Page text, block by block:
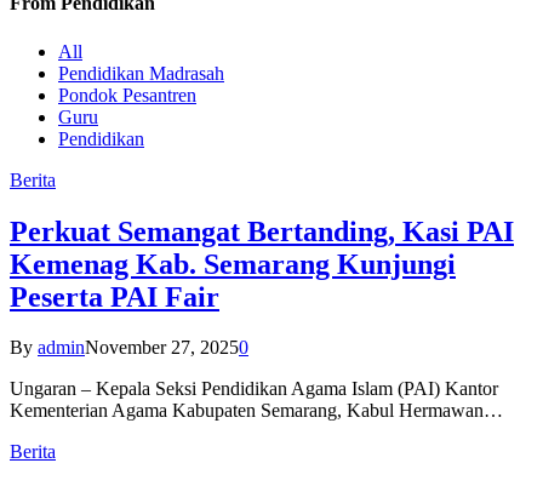
All
Pendidikan Madrasah
Pondok Pesantren
Guru
Pendidikan
Berita
Perkuat Semangat Bertanding, Kasi PAI
Kemenag Kab. Semarang Kunjungi
Peserta PAI Fair
By adminNovember 27, 20250
Ungaran – Kepala Seksi Pendidikan Agama Islam (PAI) Kantor
Kementerian Agama Kabupaten Semarang, Kabul Hermawan…
Berita